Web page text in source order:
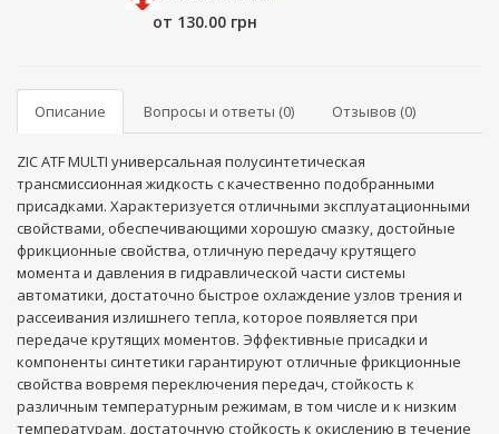
от 130.00 грн
Описание Вопросы и ответы (0) Отзывов (0)
ZIC ATF MULTI универсальная полусинтетическая
трансмиссионная жидкость с качественно подобранными
присадками. Характеризуется отличными эксплуатационными
свойствами, обеспечивающими хорошую смазку, достойные
фрикционные свойства, отличную передачу крутящего
момента и давления в гидравлической части системы
автоматики, достаточно быстрое охлаждение узлов трения и
рассеивания излишнего тепла, которое появляется при
передаче крутящих моментов. Эффективные присадки и
компоненты синтетики гарантируют отличные фрикционные
свойства вовремя переключения передач, стойкость к
различным температурным режимам, в том числе и к низким
температурам, достаточную стойкость к окислению в течение